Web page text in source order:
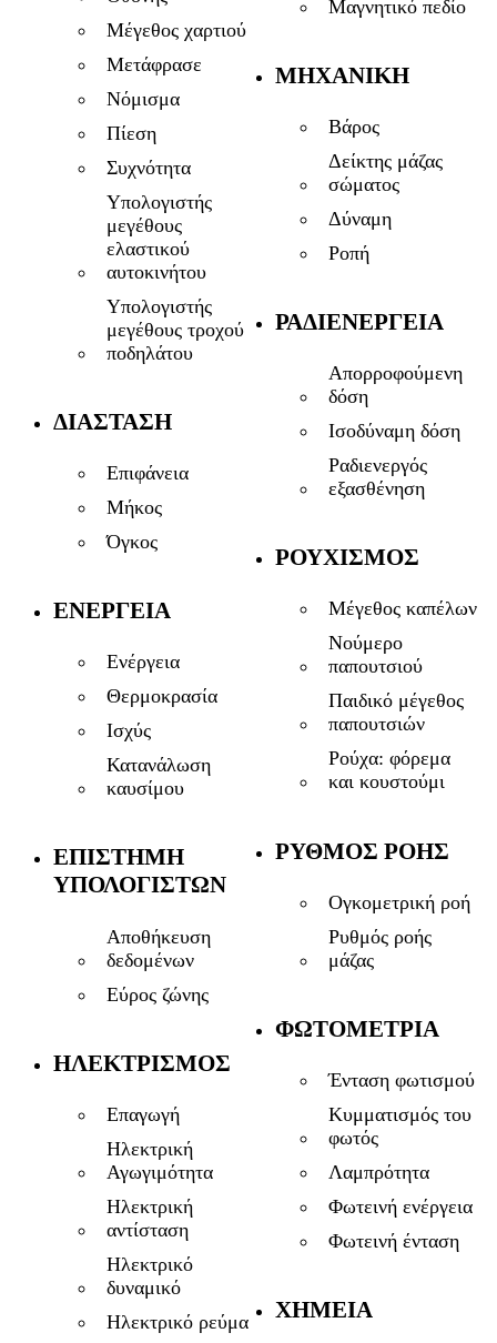
Μέγεθος χαρτιού
Μετάφρασε
Νόμισμα
Πίεση
Συχνότητα
Υπολογιστής
μεγέθους
ελαστικού
αυτοκινήτου
Υπολογιστής
μεγέθους τροχού
ποδηλάτου
ΔΙΆΣΤΑΣΗ
Επιφάνεια
Μήκος
Όγκος
ΕΝΈΡΓΕΙΑ
Ενέργεια
Θερμοκρασία
Ισχύς
Κατανάλωση
καυσίμου
ΕΠΙΣΤΉΜΗ
ΥΠΟΛΟΓΙΣΤΏΝ
Αποθήκευση
δεδομένων
Εύρος ζώνης
ΗΛΕΚΤΡΙΣΜΌΣ
Επαγωγή
Ηλεκτρική
Αγωγιμότητα
Ηλεκτρική
αντίσταση
Ηλεκτρικό
δυναμικό
Ηλεκτρικό ρεύμα
Μαγνητικό πεδίο
ΜΗΧΑΝΙΚΉ
Βάρος
Δείκτης μάζας
σώματος
Δύναμη
Ροπή
ΡΑΔΙΕΝΈΡΓΕΙΑ
Απορροφούμενη
δόση
Ισοδύναμη δόση
Ραδιενεργός
εξασθένηση
ΡΟΥΧΙΣΜΌΣ
Μέγεθος καπέλων
Νούμερο
παπουτσιού
Παιδικό μέγεθος
παπουτσιών
Ρούχα: φόρεμα
και κουστούμι
ΡΥΘΜΌΣ ΡΟΉΣ
Ογκομετρική ροή
Ρυθμός ροής
μάζας
ΦΩΤΟΜΕΤΡΊΑ
Ένταση φωτισμού
Κυμματισμός του
φωτός
Λαμπρότητα
Φωτεινή ενέργεια
Φωτεινή ένταση
ΧΗΜΕΊΑ